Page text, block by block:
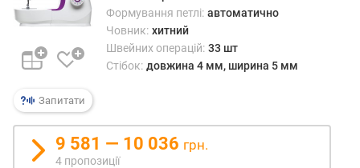
н
і
с
т
(
В
т
)
Запитати
Формування петлі: автоматично
Човник: хитний
Швейних операцій: 33 шт
Стібок: довжина 4 мм, ширина 5 мм
9 581 — 10 036 грн.
4 пропозиції